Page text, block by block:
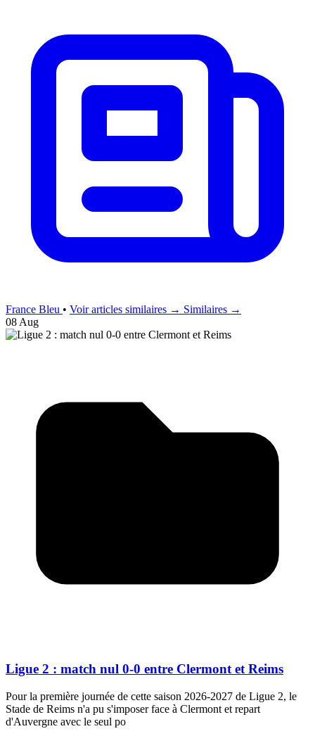
France Bleu • Voir articles similaires → Similaires →
08 Aug
Ligue 2 : match nul 0-0 entre Clermont et Reims
Pour la première journée de cette saison 2026-2027 de Ligue 2, le
Stade de Reims n'a pu s'imposer face à Clermont et repart
d'Auvergne avec le seul po